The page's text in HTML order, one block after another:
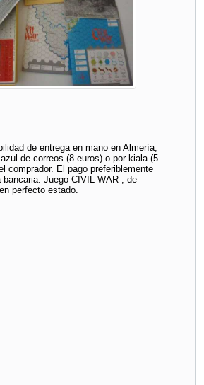
de entrega en mano en Almería,
de correos (8 euros) o por kiala (5
comprador. El pago preferiblemente
bancaria. Juego CIVIL WAR , de
perfecto estado.